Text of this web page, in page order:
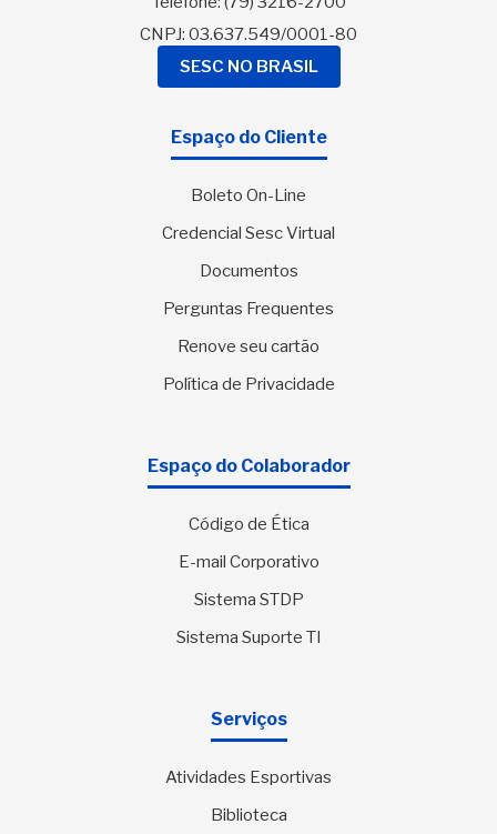
CNPJ: 03.637.549/0001-80
SESC NO BRASIL
Espaço do Cliente
Boleto On-Line
Credencial Sesc Virtual
Documentos
Perguntas Frequentes
Renove seu cartão
Política de Privacidade
Espaço do Colaborador
Código de Ética
E-mail Corporativo
Sistema STDP
Sistema Suporte TI
Serviços
Atividades Esportivas
Biblioteca